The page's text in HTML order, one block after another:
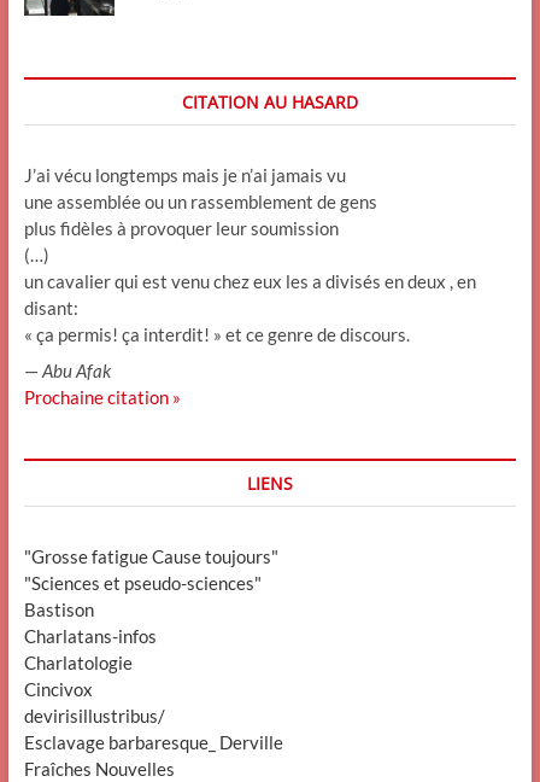
CITATION AU HASARD
J’ai vécu longtemps mais je n’ai jamais vu
une assemblée ou un rassemblement de gens
plus fidèles à provoquer leur soumission
(…)
un cavalier qui est venu chez eux les a divisés en deux , en
disant:
« ça permis! ça interdit! » et ce genre de discours.
—Abu Afak
Prochaine citation »
LIENS
"Grosse fatigue Cause toujours"
"Sciences et pseudo-sciences"
Bastison
Charlatans-infos
Charlatologie
Cincivox
devirisillustribus/
Esclavage barbaresque_ Derville
Fraîches Nouvelles